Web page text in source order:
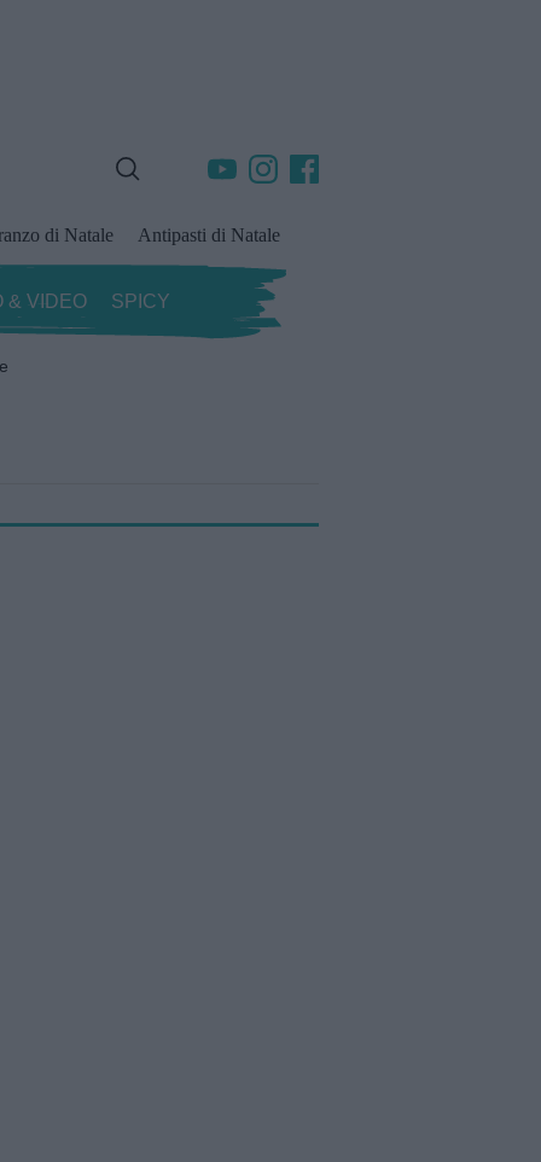
di Natale Antipasti di Natale
& VIDEO SPICY